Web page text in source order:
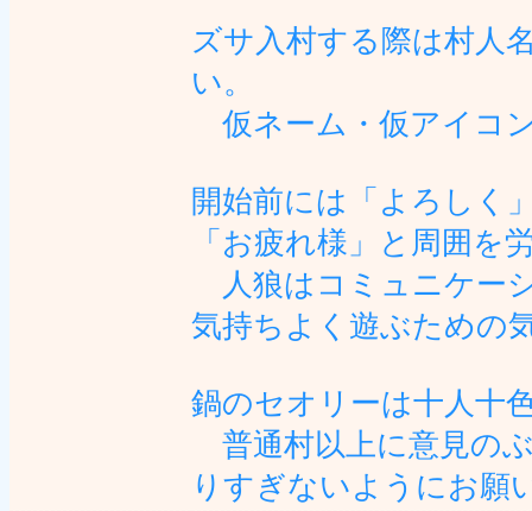
ズサ入村する際は村人
い。
仮ネーム・仮アイコ
開始前には「よろしく
「お疲れ様」と周囲を
人狼はコミュニケー
気持ちよく遊ぶための
鍋のセオリーは十人十
普通村以上に意見の
りすぎないようにお願